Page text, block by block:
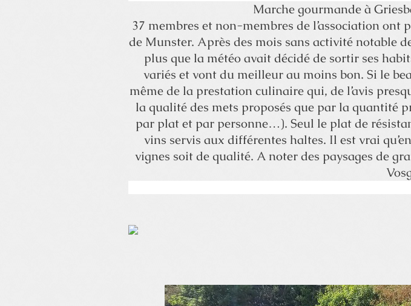
Marche gourmande à
37 membres et non-membres de l’association
de Munster. Après des mois sans activité notable
plus que la météo avait décidé de sortir ses
variés et vont du meilleur au moins bon. Si le
même de la prestation culinaire qui, de l’avis
la qualité des mets proposés que par la quantité
par plat et par personne…). Seul le plat de
vins servis aux différentes haltes. Il est vrai
vignes soit de qualité. A noter des paysages de